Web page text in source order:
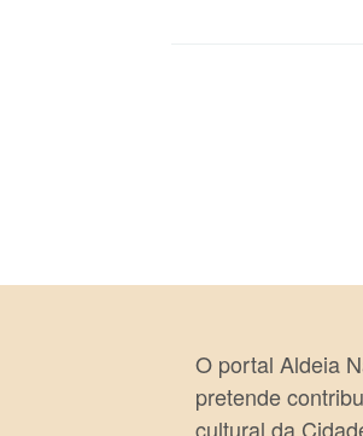
O portal Aldeia
pretende
cultural da